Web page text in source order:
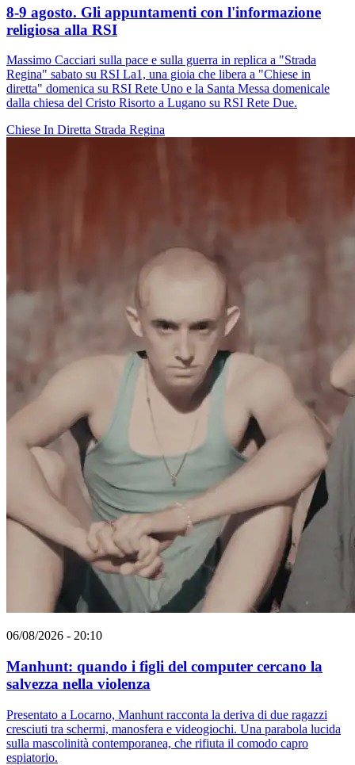
8-9 agosto. Gli appuntamenti con l'informazione
religiosa alla RSI
Massimo Cacciari sulla pace e sulla guerra in replica a "Strada
Regina" sabato su RSI La1, una gioia che libera a "Chiese in
diretta" domenica su RSI Rete Uno e la Santa Messa domenicale
dalla chiesa del Cristo Risorto a Lugano su RSI Rete Due.
Chiese In Diretta Strada Regina
06/08/2026 - 20:10
Manhunt: quando i figli del computer cercano la
salvezza nella violenza
Presentato a Locarno, Manhunt racconta la deriva di due ragazzi
cresciuti tra schermi, manosfera e videogiochi. Una parabola lucida
sulla mascolinità contemporanea, che rifiuta il comodo capro
espiatorio.